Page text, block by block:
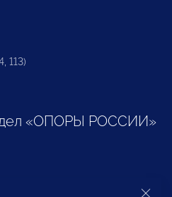
113)
«ОПОРЫ РОССИИ»